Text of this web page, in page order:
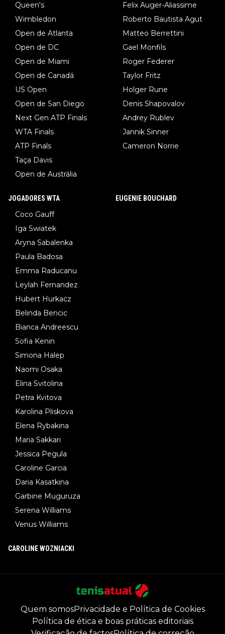
Queen's
Wimbledon
Open de Atlanta
Open de DC
Open de Miami
Open de Canadá
US Open
Open de San Diego
Next Gen ATP Finals
WTA Finals
ATP Finals
Taça Davis
Open de Austrália
Felix Auger-Aliassime
Roberto Bautista Agut
Matteo Berrettini
Gael Monfils
Roger Federer
Taylor Fritz
Holger Rune
Denis Shapovalov
Andrey Rublev
Jannik Sinner
Cameron Norrie
JOGADORES WTA
Coco Gauff
Iga Swiatek
Aryna Sabalenka
Paula Badosa
Emma Raducanu
Leylah Fernandez
Hubert Hurkacz
Belinda Bencic
Bianca Andreescu
Sofia Kenin
Simona Halep
Naomi Osaka
Elina Svitolina
Petra Kvitova
Karolina Pliskova
Elena Rybakina
Maria Sakkari
Jessica Pegula
Caroline Garcia
Daria Kasatkina
Garbine Muguruza
Serena Williams
Venus Williams
EUGENIE BOUCHARD
CAROLINE WOZNIACKI
Quem somosPrivacidade e Política de Cookies
Política de ética e boas práticas editoriais